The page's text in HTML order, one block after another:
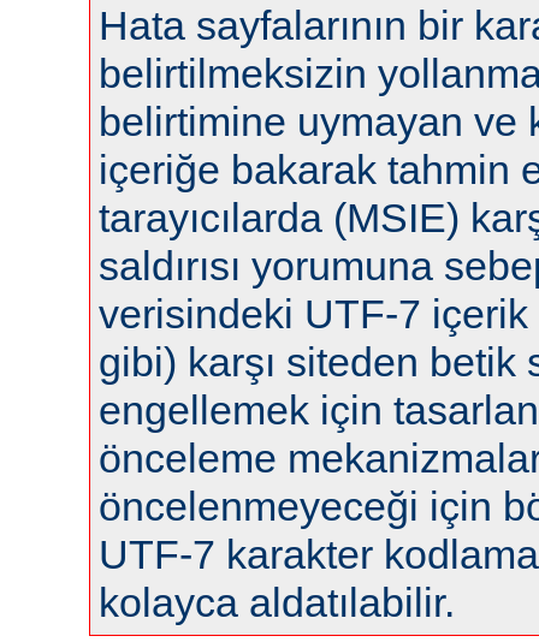
Hata sayfalarının bir
belirtilmeksizin
belirtimine uymayan ve
içeriğe bakarak tahmin
tarayıcılarda (MSIE)
saldırısı yorumuna
verisindeki UTF-7
gibi) karşı siteden betik
engellemek için
önceleme
öncelenmeyeceği için
UTF-7 karakter
kolayca aldatılabilir.